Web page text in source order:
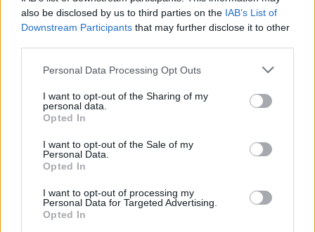
also be disclosed by us to third parties on the IAB’s List of
Downstream Participants that may further disclose it to other
Personal Data Processing Opt Outs
I want to opt-out of the Sharing of my
personal data.
Opted In
I want to opt-out of the Sale of my
Personal Data.
Opted In
I want to opt-out of processing my
Personal Data for Targeted Advertising.
Opted In
hyökkääjä pimahti SHL:ssä
tuomareille – hakkasi pleksejä
ja raivosi itselleen ulosajon
kisojen otteluohjelma
LIITTYVÄT ARTIKKELIT LISÄÄ TEKIJÄLTÄ
Leijonat julkisti ketjut Sveitsi-peliin –
Aleksander Barkov tekee paluun
kaukaloon